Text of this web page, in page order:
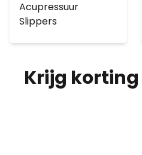
Acupressuur
Slippers
Krijg korting